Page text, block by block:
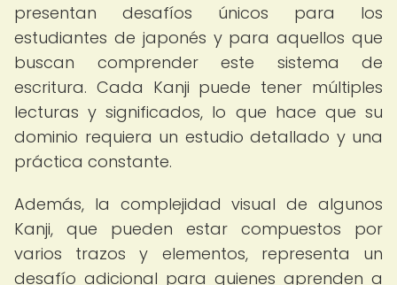
presentan desafíos únicos para los
estudiantes de japonés y para aquellos que
buscan comprender este sistema de
escritura. Cada Kanji puede tener múltiples
lecturas y significados, lo que hace que su
dominio requiera un estudio detallado y una
práctica constante.
Además, la complejidad visual de algunos
Kanji, que pueden estar compuestos por
varios trazos y elementos, representa un
desafío adicional para quienes aprenden a